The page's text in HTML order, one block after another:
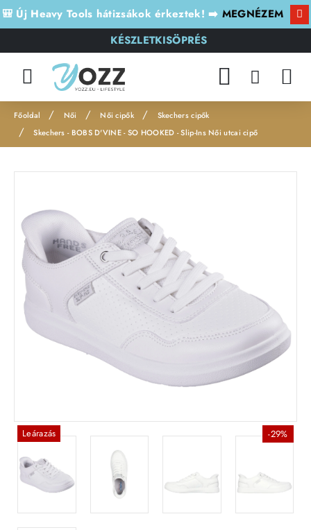
🎒 Új Heavy Tools hátizsákok érkeztek! ➡️ MEGNÉZEM
KÉSZLETKISÖPRÉS
o
Női Női cipők
Skechers cipők
Skechers - BOBS D'VINE - SO HOOKED - Slip-Ins Női utcai cipő
Leárazás -29%